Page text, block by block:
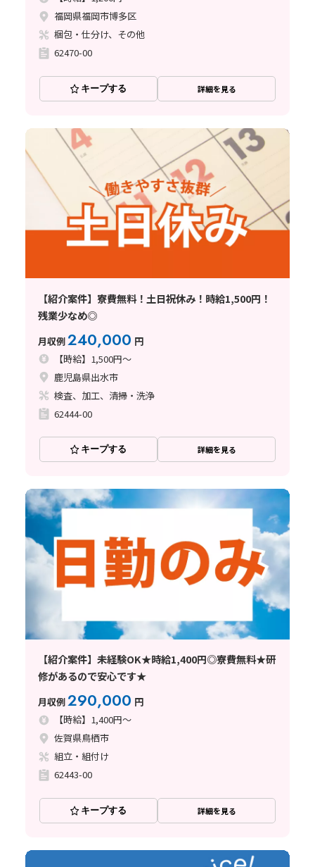
福岡県福岡市博多区
梱包・仕分け、その他
62470-00
キープする 詳細を見る
【紹介案件】寮費無料！土日祝休み！時給1,500円！
残業少なめ◎
月収例240,000 円
【時給】1,500円～
鹿児島県出水市
検査、加工、清掃・洗浄
62444-00
キープする 詳細を見る
【紹介案件】未経験OK★時給1,400円◎寮費無料★研
修があるので安心です★
月収例290,000 円
【時給】1,400円～
佐賀県鳥栖市
組立・組付け
62443-00
キープする 詳細を見る